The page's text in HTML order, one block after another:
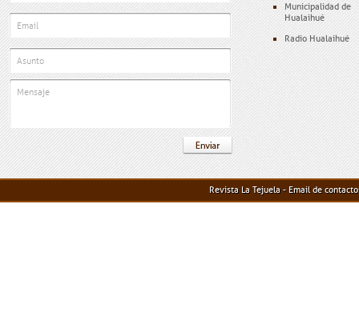
Municipalidad de
Hualaihué
Radio Hualaihué
Revista La Tejuela - Email de